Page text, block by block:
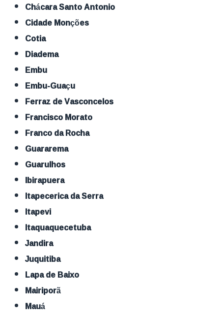
Chácara Santo Antonio
Cidade Monções
Cotia
Diadema
Embu
Embu-Guaçu
Ferraz de Vasconcelos
Francisco Morato
Franco da Rocha
Guararema
Guarulhos
Ibirapuera
Itapecerica da Serra
Itapevi
Itaquaquecetuba
Jandira
Juquitiba
Lapa de Baixo
Mairiporã
Mauá